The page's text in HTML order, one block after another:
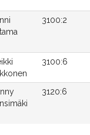
3100:2
3100:6
3120:6